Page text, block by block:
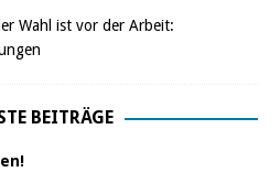
Wahl ist vor der Arbeit:
BEITRÄGE